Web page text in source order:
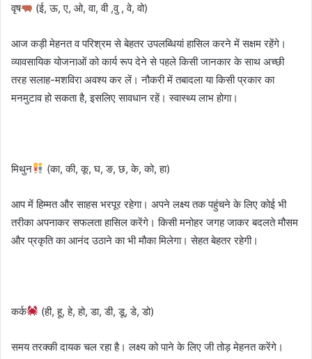
वृष (ई, ऊ, ए, ओ, वा, वी ,वु , वे, वो)
आज कड़ी मेहनत व परिश्रम से बेहतर उपलब्धियां हासिल करने में सक्षम रहेंगे।
व्यावसायिक योजनाओं को कार्य रूप देने से पहले किसी जानकार के साथ अच्छी
तरह सलाह-मशविरा अवश्य कर लें। नौकरी में तबादला या किसी प्रकार का
मनमुटाव हो सकता है, इसलिए सावधान रहें। स्वास्थ्य लाभ होगा।
मिथुन (का, की, कू, घ, ङ, छ, के, को, हा)
आप में हिम्मत और साहस भरपूर रहेगा। अपने लक्ष्य तक पहुंचने के लिए कोई भी
तरीका अपनाकर सफलता हासिल करेंगे। किसी मनोहर जगह जाकर बदलते मौसम
और प्रकृति का आनंद उठाने का भी मौका मिलेगा। सेहत बेहतर रहेगी।
कर्क (ही, हू, हे, हो, डा, डी, डू, डे, डो)
समय तरक्की दायक चल रहा है। लक्ष्य को पाने के लिए जी तोड़ मेहनत करेंगे।